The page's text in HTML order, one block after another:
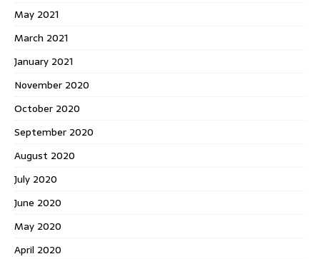
May 2021
March 2021
January 2021
November 2020
October 2020
September 2020
August 2020
July 2020
June 2020
May 2020
April 2020